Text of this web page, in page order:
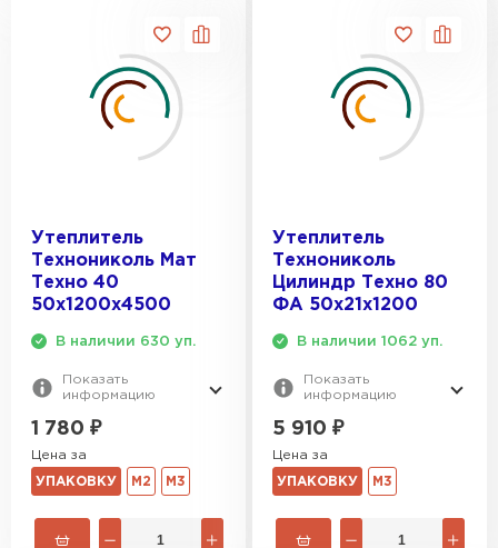
Утеплитель
Технониколь Мат
Техно 40
50х1200х4500
В наличии 630 уп.
Показать
информацию
1 780 ₽
Цена за
УПАКОВКУ М2 М3
Утеплитель
Технониколь
Цилиндр Техно 80
ФА 50х21х1200
В наличии 1062 уп.
Показать
информацию
5 910 ₽
Цена за
УПАКОВКУ М3